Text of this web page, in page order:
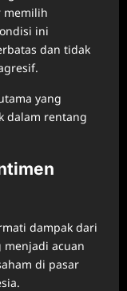
memilih
ini
dan tidak
yang
dalam rentang
dampak dari
menjadi acuan
di pasar